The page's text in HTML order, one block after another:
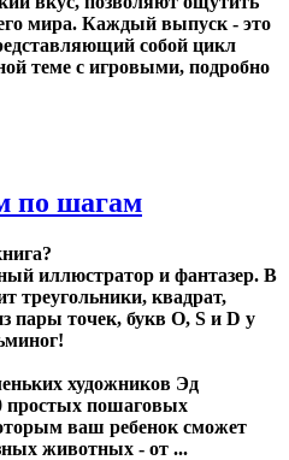
мира. Каждый выпуск - это
собой цикл
теме с игровыми, подробно
по шагам
иллюстратор и фантазер. В
треугольники, квадрат,
пары точек, букв О, S и D у
художников Эд
простых пошаговых
ваш ребенок сможет
животных - от ...